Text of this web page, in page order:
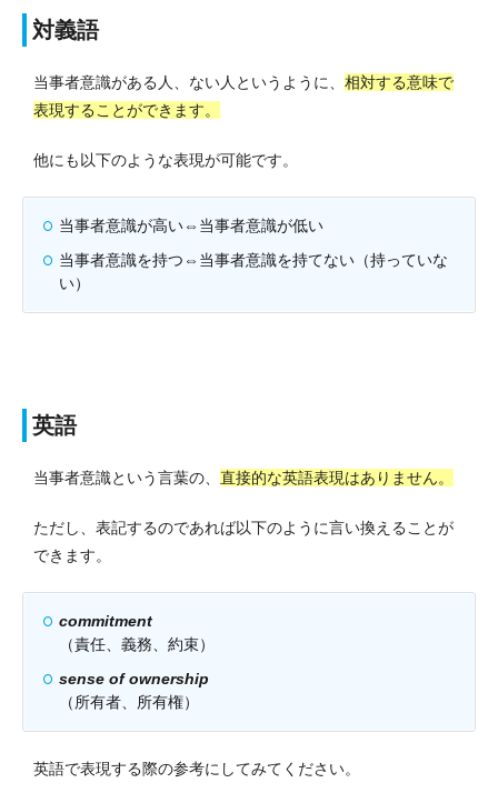
対義語
当事者意識がある人、ない人というように、 相対する意味で
表現することができます。
他にも以下のような表現が可能です。
当事者意識が高い⇔当事者意識が低い
当事者意識を持つ⇔当事者意識を持てない（持っていな
い）
英語
当事者意識という言葉の、 直接的な英語表現はありません。
ただし、表記するのであれば以下のように言い換えることが
できます。
commitment
（責任、義務、約束）
sense of ownership
（所有者、所有権）
英語で表現する際の参考にしてみてください。